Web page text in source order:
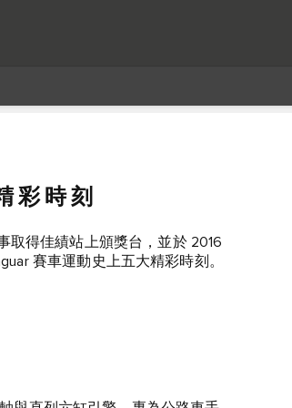
彩時刻
取得佳績站上頒獎台，並於 2016
賽車運動史上五大精彩時刻。